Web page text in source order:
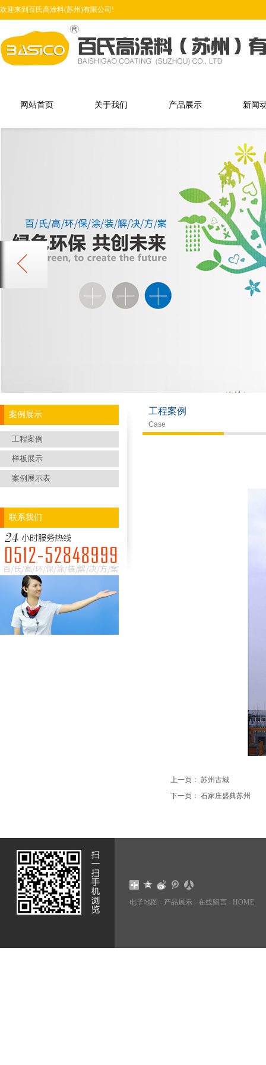
欢迎来到百氏高涂料(苏州)有限公司!
网站首页 关于我们 产品展示 新闻
案例展示
工程案例
样板展示
案例展示表
联系我们
工程案例
Case
上一页： 苏州古城
下一页： 石家庄盛典苏州
电子地图 - 产品展示 - 在线留言 - HOME